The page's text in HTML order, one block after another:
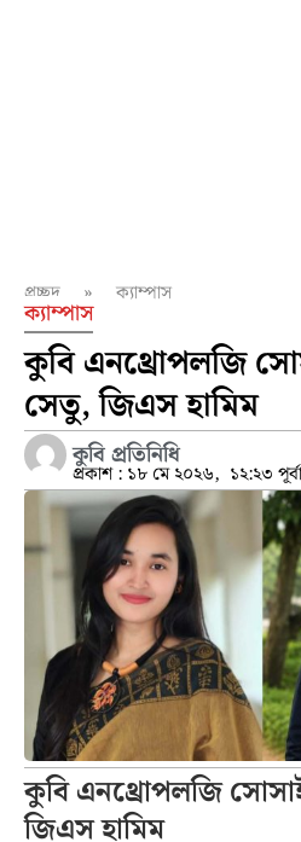
প্রচ্ছদ » ক্যাম্পাস
ক্যাম্পাস
কুবি এনথ্রোপলজি
সেতু, জিএস হামিম
কুবি প্রতিনিধি
প্রকাশ : ১৮ মে ২০২৬, ১২:২৩
কুবি এনথ্রোপলজি
জিএস হামিম